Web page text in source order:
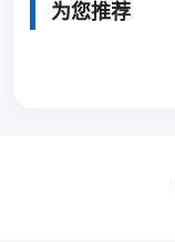
为您推荐